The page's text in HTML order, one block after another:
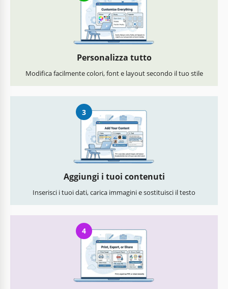
Personalizza tutto
Modifica facilmente colori, font e layout secondo il tuo stile
3
Aggiungi i tuoi contenuti
Inserisci i tuoi dati, carica immagini e sostituisci il testo
4